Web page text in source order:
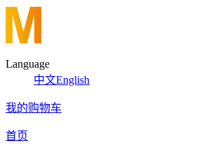
Language
中文English
我的购物车
首页